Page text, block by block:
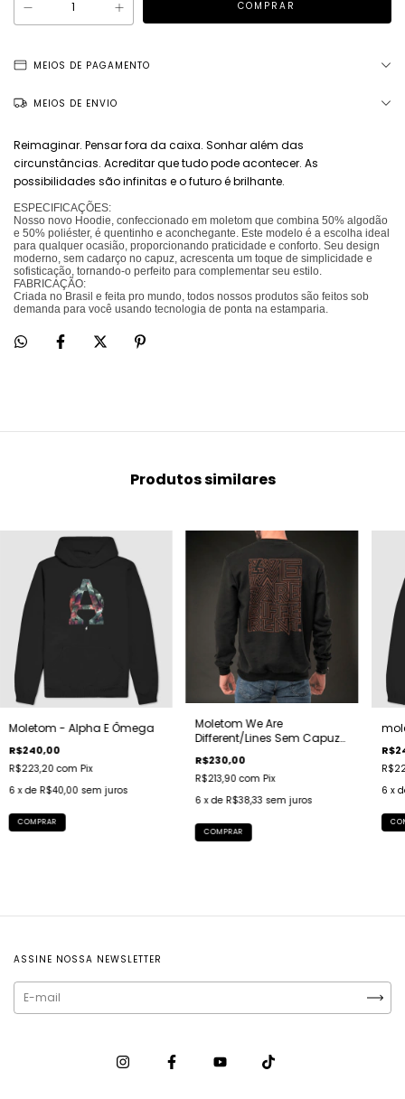
MEIOS DE PAGAMENTO
MEIOS DE ENVIO
Reimaginar. Pensar fora da caixa. Sonhar além das
circunstâncias. Acreditar que tudo pode acontecer. As
possibilidades são infinitas e o futuro é brilhante.
ESPECIFICAÇÕES:
Nosso novo Hoodie, confeccionado em moletom que combina 50% algodão
e 50% poliéster, é quentinho e aconchegante. Este modelo é a escolha ideal
para qualquer ocasião, proporcionando praticidade e conforto. Seu design
moderno, sem cadarço no capuz, acrescenta um toque de simplicidade e
sofisticação, tornando-o perfeito para complementar seu estilo.
FABRICAÇÃO:
Criada no Brasil e feita pro mundo, todos nossos produtos são feitos sob
demanda para você usando tecnologia de ponta na estamparia.
Produtos similares
Moletom - Alpha E Ômega
R$240,00
R$223,20com Pix
6 x de R$40,00 sem juros
COMPRAR
Moletom We Are
Different/Lines Sem Capuz
R$230,00
R$213,90com Pix
6 x de R$38,33 sem juros
COMPRAR
6 x
ASSINE NOSSA NEWSLETTER